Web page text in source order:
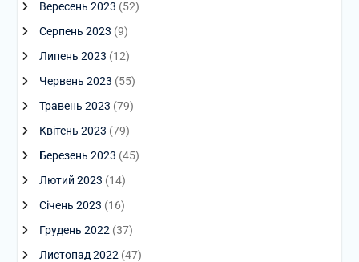
Вересень 2023 (52)
Серпень 2023 (9)
Липень 2023 (12)
Червень 2023 (55)
Травень 2023 (79)
Квітень 2023 (79)
Березень 2023 (45)
Лютий 2023 (14)
Січень 2023 (16)
Грудень 2022 (37)
Листопад 2022 (47)